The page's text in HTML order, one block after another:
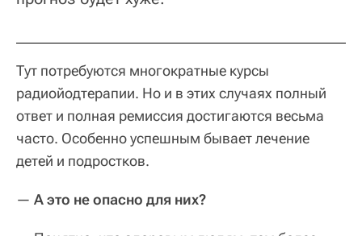
Тут потребуются многократные курсы
радиойодтерапии. Но и в этих случаях полный
ответ и полная ремиссия достигаются весьма
часто. Особенно успешным бывает лечение
детей и подростков.
— А это не опасно для них?